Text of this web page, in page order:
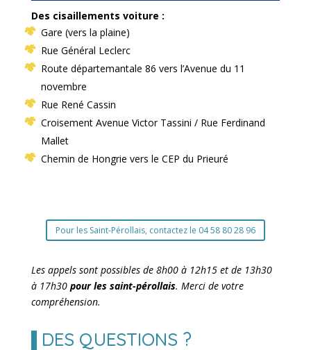
Des cisaillements voiture :
Gare (vers la plaine)
Rue Général Leclerc
Route départemantale 86 vers l’Avenue du 11
novembre
Rue René Cassin
Croisement Avenue Victor Tassini / Rue Ferdinand
Mallet
Chemin de Hongrie vers le CEP du Prieuré
Pour les Saint-Pérollais, contactez le 04 58 80 28 96
Les appels sont possibles de 8h00 à 12h15 et de 13h30
à 17h30pour les saint-pérollais. Merci de votre
compréhension.
DES QUESTIONS ?